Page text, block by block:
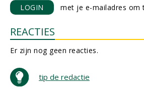
LOGIN met je e-mailadres om
REACTIES
Er zijn nog geen reacties.
tip de redactie